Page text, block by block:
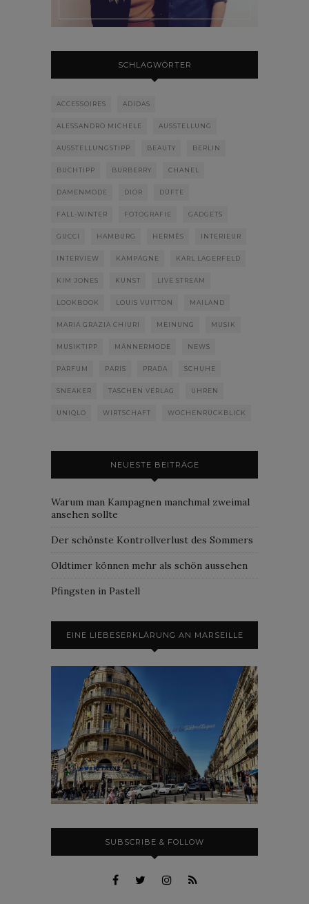
SCHLAGWÖRTER
ACCESSOIRES ADIDAS
ALESSANDRO MICHELE AUSSTELLUNG
AUSSTELLUNGSTIPP BEAUTY BERLIN
BUCHTIPP BURBERRY CHANEL
DAMENMODE DIOR DÜFTE
FALL-WINTER FOTOGRAFIE GADGETS
GUCCI HAMBURG HERMÈS INTERIEUR
INTERVIEW KAMPAGNE KARL LAGERFELD
KIM JONES KUNST LIVE STREAM
LOOKBOOK LOUIS VUITTON MAILAND
MARIA GRAZIA CHIURI MEINUNG MUSIK
MUSIKTIPP MÄNNERMODE NEWS
PARFUM PARIS PRADA SCHUHE
SNEAKER TASCHEN VERLAG UHREN
UNIQLO WIRTSCHAFT WOCHENRÜCKBLICK
NEUESTE BEITRÄGE
Warum man Kampagnen manchmal zweimal
ansehen sollte
Der schönste Kontrollverlust des Sommers
Oldtimer können mehr als schön aussehen
Pfingsten in Pastell
EINE LIEBESERKLÄRUNG AN MARSEILLE
SUBSCRIBE & FOLLOW